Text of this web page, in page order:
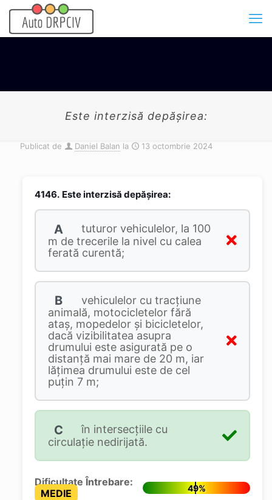
Este interzisă depășirea:
Publicat de Daniel Balan la 13 octombrie 2024
4146. Este interzisă depășirea:
A
tuturor vehiculelor, la 100
m de trecerile la nivel cu calea
ferată curentă;
B
vehiculelor cu tracțiune
animală, motocicletelor fără
ataș, mopedelor și bicicletelor,
dacă vizibilitatea asupra
drumului este asigurată pe o
distanță mai mare de 20 m, iar
lățimea drumului este de cel
puțin 7 m;
C
în intersecțiile cu
circulație nedirijată.
Dificultate Întrebare:
MEDIE
49%